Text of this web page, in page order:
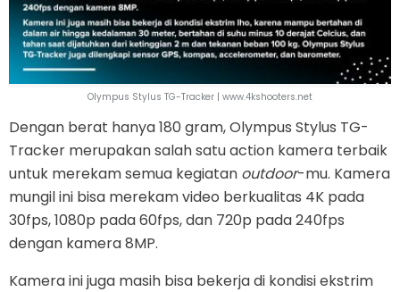
Olympus Stylus TG-Tracker | www.4kshooters.net
Dengan berat hanya 180 gram, Olympus Stylus TG-
Tracker merupakan salah satu action kamera terbaik
untuk merekam semua kegiatan outdoor-mu. Kamera
mungil ini bisa merekam video berkualitas 4K pada
30fps, 1080p pada 60fps, dan 720p pada 240fps
dengan kamera 8MP.
Kamera ini juga masih bisa bekerja di kondisi ekstrim